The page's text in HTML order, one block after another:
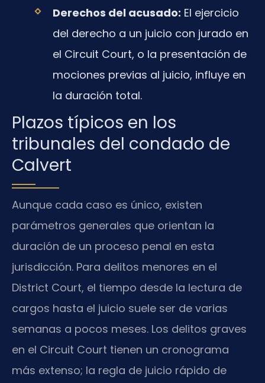
Derechos del acusado: El ejercicio
del derecho a un juicio con jurado en
el Circuit Court, o la presentación de
mociones previas al juicio, influye en
la duración total.
Plazos típicos en los
tribunales del condado de
Calvert
Aunque cada caso es único, existen
parámetros generales que orientan la
duración de un proceso penal en esta
jurisdicción. Para delitos menores en el
District Court, el tiempo desde la lectura de
cargos hasta el juicio suele ser de varias
semanas a pocos meses. Los delitos graves
en el Circuit Court tienen un cronograma
más extenso; la regla de juicio rápido de